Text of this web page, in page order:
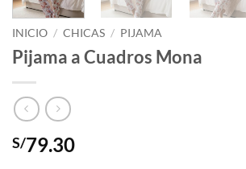
INICIO / CHICAS / PIJAMA
Pijama a Cuadros Mona
S/79.30